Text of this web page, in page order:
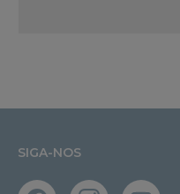
SIGA-NOS